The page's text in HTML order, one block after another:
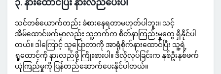
သင်တစ်ယောက်တည်း ခံစားနေရတာမဟုတ်ပါဘူး။ သင့်
အိမ်ထောင်ဖက်မှာလည်း သူ့ဘက်က စိတ်နာကြည်းမှုတွေ ရှိနိုင်ပါ
တယ်။ ဒါကြောင့် သူပြောတာကို အာရုံစိုက်နားထောင်ပြီး သူ့ရဲ့
ရှုထောင့်ကို နားလည်ဖို့ ကြိုးစားပါ။ ဒီလိုလုပ်ခြင်းက နှစ်ဦးနှစ်ဖက်
ယုံကြည်မှုကို ပြန်တည်ဆောက်ပေးနိုင်ပါတယ်။